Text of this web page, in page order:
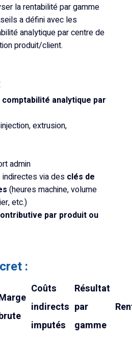
la rentabilité par gamme
a défini avec les
analytique par centre de
produit/client.
comptabilité analytique par
extrusion,
admin
via des clés de
(heures machine, volume
etc.)
par produit ou
:
Coûts
indirects
imputés
Résultat
par
gamme